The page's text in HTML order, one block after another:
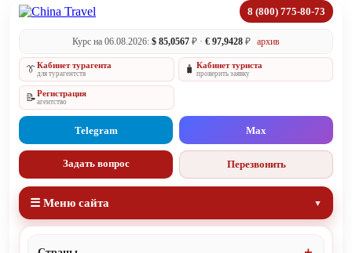
8 (800) 775-80-73
Курс на 06.08.2026: $ 85,0567 ₽ · € 97,9428 ₽ архив
👔Кабинет турагента
для турагентств 🧳 Кабинет туриста
проверить заявку
📝Регистрация
агентство
Telegram Max
Задать вопрос Перезвонить
☰ Меню сайта